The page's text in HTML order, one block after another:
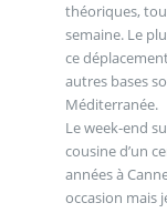
théoriques,
semaine. Le
ce
autres bases
Méditerranée.
Le week-end
cousine d’un
années à
occasion mais